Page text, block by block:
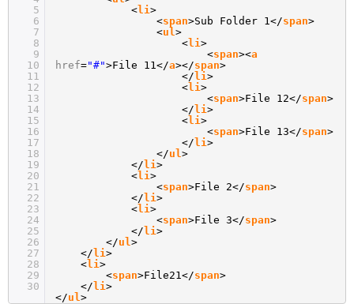
5
6
7
8
9
10
11
12
13
14
15
16
17
18
19
20
21
22
23
24
25
26
27
28
29
30
<li >
<span>Sub Folder 1</span>
<ul >
<li >
<span><a
href="#">File 11</a></span>
</ li >
<li >
<span>File 12</span>
</ li >
<li >
<span>File 13</span>
</ li >
</ul >
</ li >
<li >
<span>File 2</span>
</ li >
<li >
<span>File 3</span>
</ li >
</ul >
</ li >
<li >
<span>File21</span>
</ li >
</ul >